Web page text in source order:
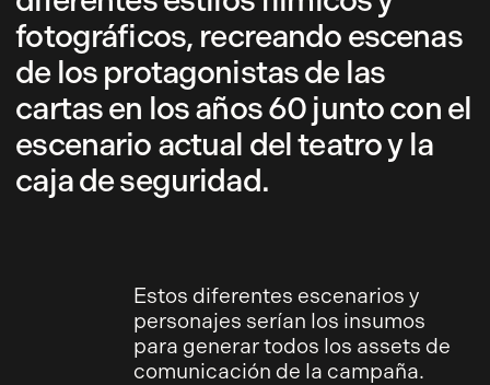
fotográficos, recreando escenas
de los protagonistas de las
cartas en los años 60 junto con el
escenario actual del teatro y la
caja de seguridad.
Estos diferentes escenarios y
personajes serían los insumos
para generar todos los assets de
comunicación de la campaña.